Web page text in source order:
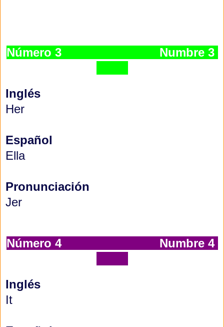
Número 3 Numbre 3
Inglés
Her
Español
Ella
Pronunciación
Jer
Número 4 Numbre 4
Inglés
It